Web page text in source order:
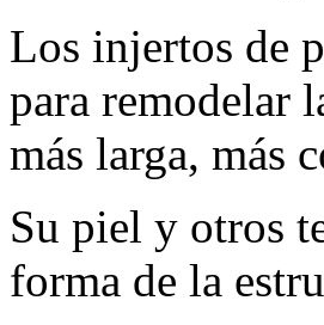
Los injertos de
para remodelar
más larga, más
Su piel y otros
forma de la